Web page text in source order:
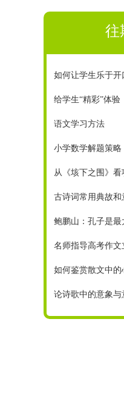
往
如何让学生乐于开
给学生“精彩”体验
语文学习方法
小学数学解题策略
从《垓下之围》看
古诗词常用典故和
鲍鹏山：孔子是最
名师指导高考作文
如何鉴赏散文中的
论诗歌中的意象与